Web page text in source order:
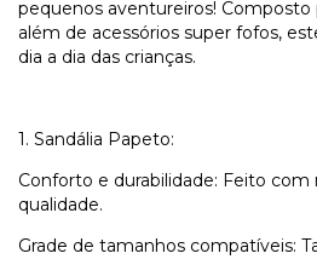
pequenos aventureiros! Composto
além de acessórios super fofos,
dia a dia das crianças.
1. Sandália Papeto:
Conforto e durabilidade: Feito com
qualidade.
Grade de tamanhos compatíveis: